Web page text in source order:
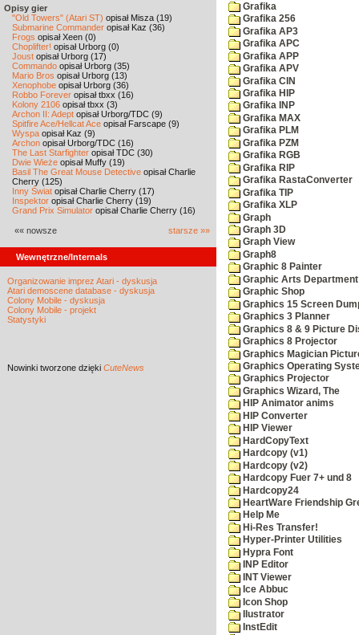
Opisy gier
"Old Towers" (Atari ST) opisał Misza (19)
Submarine Commander opisał Kaz (36)
Frogs opisał Xeen (0)
Choplifter! opisał Urborg (0)
Joust opisał Urborg (17)
Commando opisał Urborg (35)
Mario Bros opisał Urborg (13)
Xenophobe opisał Urborg (36)
Robbo Forever opisał tbxx (16)
Kolony 2106 opisał tbxx (3)
Archon II: Adept opisał Urborg/TDC (9)
Spitfire Ace/Hellcat Ace opisał Farscape (9)
Wyspa opisał Kaz (9)
Archon opisał Urborg/TDC (16)
The Last Starfighter opisał TDC (30)
Dwie Wieże opisał Muffy (19)
Basil The Great Mouse Detective opisał Charlie
Cherry (125)
Inny Świat opisał Charlie Cherry (17)
Inspektor opisał Charlie Cherry (19)
Grand Prix Simulator opisał Charlie Cherry (16)
«« nowsze starsze »»
Wewnętrzne/Internals
Organizowanie imprez Atari - dyskusja
Atari demoscene database - dyskusja
Colony Mobile - dyskusja
Colony Mobile - projekt
Statystyki
Nowinki tworzone dzięki CuteNews
Grafika
Grafika 256
Grafika AP3
Grafika APC
Grafika APP
Grafika APV
Grafika CIN
Grafika HIP
Grafika INP
Grafika MAX
Grafika PLM
Grafika PZM
Grafika RGB
Grafika RIP
Grafika RastaConverter
Grafika TIP
Grafika XLP
Graph
Graph 3D
Graph View
Graph8
Graphic 8 Painter
Graphic Arts Department
Graphic Shop
Graphics 15 Screen
Graphics 3 Planner
Graphics 8 & 9 Picture
Graphics 8 Projector
Graphics Magician
Graphics Operating
Graphics Projector
Graphics Wizard, The
HIP Animator anims
HIP Converter
HIP Viewer
HardCopyText
Hardcopy (v1)
Hardcopy (v2)
Hardcopy Fuer 7+ und 8
Hardcopy24
HeartWare Friendship
Help Me
Hi-Res Transfer!
Hyper-Printer Utilities
Hypra Font
INP Editor
INT Viewer
Ice Abbuc
Icon Shop
Ilustrator
InstEdit